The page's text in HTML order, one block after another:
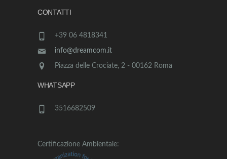
CONTATTI
+39 06 4818341
info@dreamcom.it
Piazza delle Crociate, 2 - 00162 Roma
WHATSAPP
3516682509
Certificazione Ambientale: